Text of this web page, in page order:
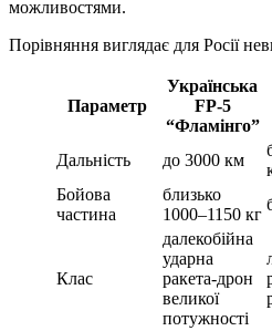
можливостями.
Порівняння виглядає для Росії
Параметр
Українська
FP-5
“Фламінго”
Дальність до 3000 км
Бойова
частина
близько
1000–1150 кг
Клас
далекобійна
ударна
ракета-дрон
великої
потужності